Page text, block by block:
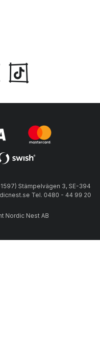
Stämpelvägen 3, SE-394
Tel. 0480 - 44 99 20
Nordic Nest AB